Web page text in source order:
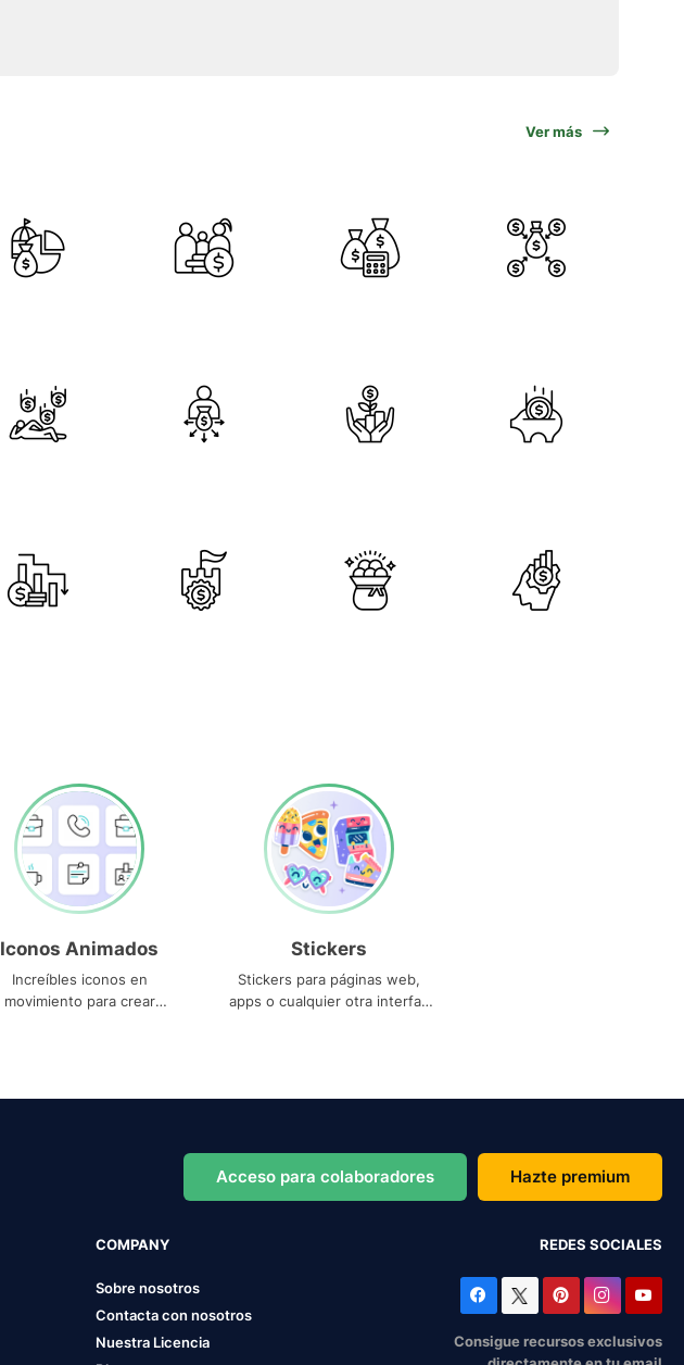
Ver más
Iconos Animados
Increíbles iconos en
movimiento para crear
Stickers
Stickers para páginas web,
apps o cualquier otra interfaz
Acceso para colaboradores Hazte premium
COMPANY
Sobre nosotros
Contacta con nosotros
Nuestra Licencia
REDES SOCIALES
Consigue recursos exclusivos